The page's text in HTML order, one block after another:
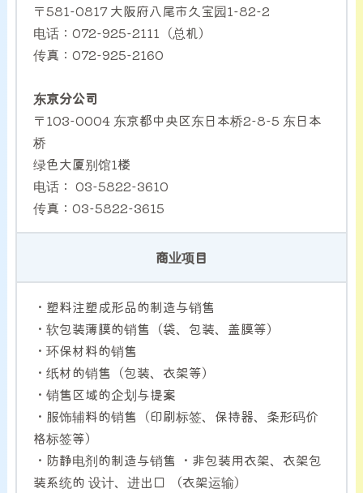
〒581-0817 大阪府八尾市久宝园1-82-2
电话：072-925-2111（总机）
传真：072-925-2160
东京分公司
〒103-0004 东京都中央区东日本桥2-8-5 东日本
桥
绿色大厦别馆1楼
电话： 03-5822-3610
传真：03-5822-3615
商业项目
・塑料注塑成形品的制造与销售
・软包装薄膜的销售（袋、包装、盖膜等）
・环保材料的销售
・纸材的销售（包装、衣架等）
・销售区域的企划与提案
・服饰辅料的销售（印刷标签、保持器、条形码价
格标签等）
・防静电剂的制造与销售 ・非包装用衣架、衣架包
装系统的 设计、进出口 （衣架运输）